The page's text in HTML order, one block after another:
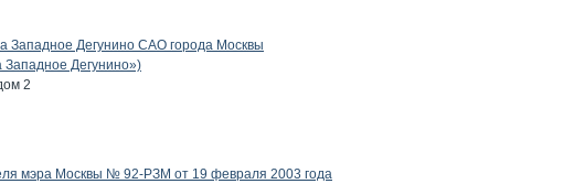
Западное Дегунино САО города Москвы
Дегунино»)
2
мэра Москвы № 92-РЗМ от 19 февраля 2003 года